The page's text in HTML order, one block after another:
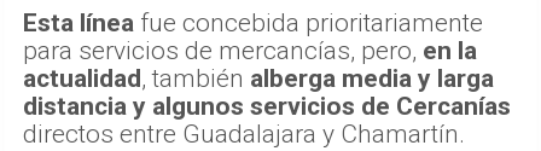
Esta línea fue concebida prioritariamente
para servicios de mercancías, pero, en la
actualidad, también alberga media y larga
distancia y algunos servicios de Cercanías
directos entre Guadalajara y Chamartín.